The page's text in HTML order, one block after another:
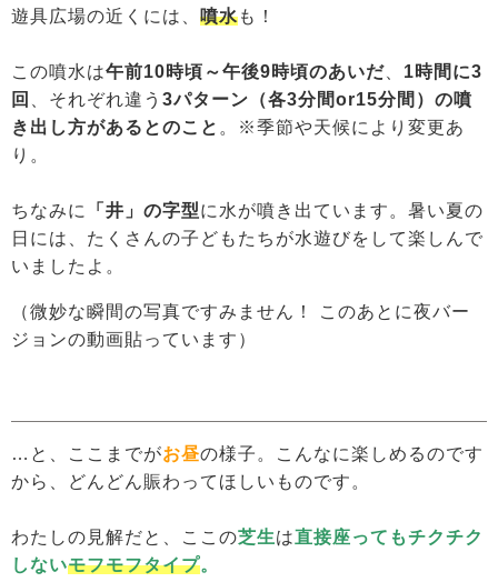
遊具広場の近くには、 噴水も！
この噴水は午前10時頃～午後9時頃のあいだ
1時間に3
回
、それぞれ違う 3パターン（各3分間or15分間）の噴
き出し方があるとのこと 。※季節や天候により変更あ
り。
ちなみに 「井」の字型に水が噴き出ています。暑い夏の
日には、たくさんの子どもたちが水遊びをして楽しんで
いましたよ。
（微妙な瞬間の写真ですみません！ このあとに夜バー
ジョンの動画貼っています）
…と、ここまでがお昼の様子。こんなに楽しめるのです
から、どんどん賑わってほしいものです。
わたしの見解だと、ここの芝生は直接座ってもチクチク
しないモフモフタイプ。